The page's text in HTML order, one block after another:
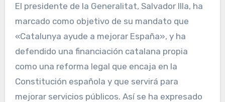
El presidente de la Generalitat, Salvador Illa, ha
marcado como objetivo de su mandato que
«Catalunya ayude a mejorar España», y ha
defendido una financiación catalana propia
como una reforma legal que encaja en la
Constitución española y que servirá para
mejorar servicios públicos. Así se ha expresado